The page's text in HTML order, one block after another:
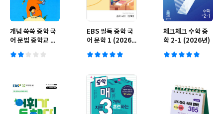
개념 쏙쏙 중학 국
어 문법 중학교 전
EBS 필독 중학 국
어 문학 1 (2026
체크체크 수학 중
학 2-1 (2026년)